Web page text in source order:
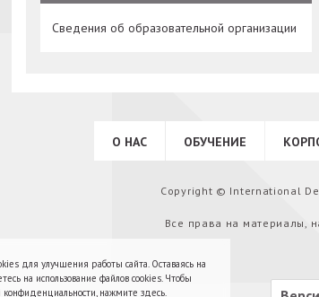
Сведения об образовательной организации
О НАС ОБУЧЕНИЕ
Copyright © International
Все права на материалы,
для улучшения работы сайта. Оставаясь на
на использование файлов cookies. Чтобы
конфиденциальности, нажмите здесь.